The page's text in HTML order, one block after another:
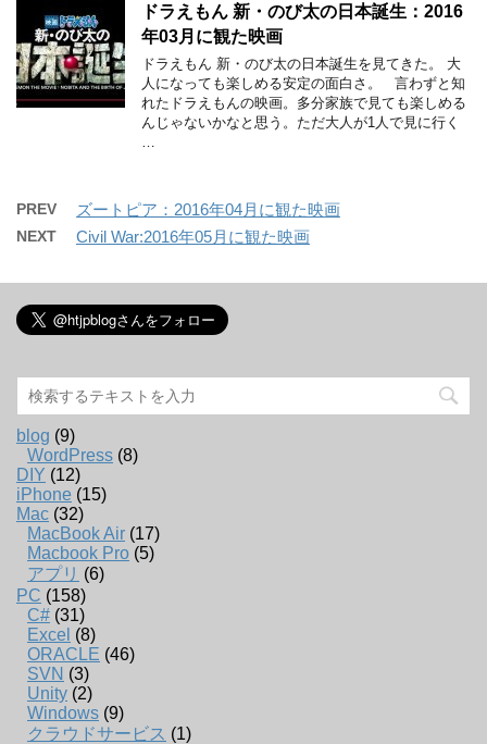
ドラえもん 新・のび太の日本誕生：2016
年03月に観た映画
ドラえもん 新・のび太の日本誕生を見てきた。 大
人になっても楽しめる安定の面白さ。 言わずと知
れたドラえもんの映画。多分家族で見ても楽しめる
んじゃないかなと思う。ただ大人が1人で見に行く
PREV ズートピア：2016年04月に観た映画
NEXT Civil War:2016年05月に観た映画
blog (9)
WordPress (8)
DIY (12)
iPhone (15)
Mac (32)
MacBook Air (17)
Macbook Pro (5)
アプリ (6)
PC (158)
C# (31)
Excel (8)
ORACLE (46)
SVN (3)
Unity (2)
Windows (9)
クラウドサービス (1)